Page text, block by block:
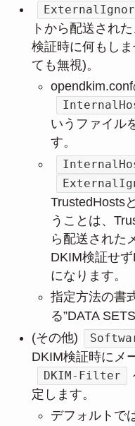
トから配送され
検証時に何もし
ても無視)。
opendkim.conf
いうファイル
す。
TrustedHosts
うことは、
ら配送された
DKIM検証せ
になります。
指定方法の書
る”DATA
(その他)
DKIM検証時にメ
DKIM-Filter
定します。
デフォルトで